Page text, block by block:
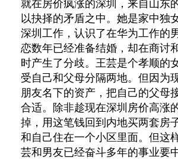
就在房价疯涨的深圳，来自山东
以抉择的矛盾之中。她是家中独
深圳工作，认识了在华为工作的
恋数年已经准备结婚，却在商讨
时产生了分歧。王芸是个孝顺的
受自己和父母分隔两地。但因为
朋友名下的资产，把自己的父母
合适。除非趁现在深圳房价高涨
掉，用这笔钱回到内地买两套房
和自己住在一个小区里面。但这
芸和男友已经奋斗多年的事业要